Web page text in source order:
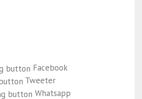
Facebook
Tweeter
Whatsapp